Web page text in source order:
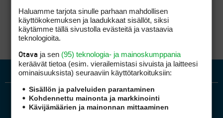
Haluamme tarjota sinulle parhaan mahdollisen
käyttökokemuksen ja laadukkaat sisällöt, siksi
käytämme tällä sivustolla evästeitä ja vastaavia
teknologioita.
Otava ja sen (95) teknologia- ja mainoskumppania
keräävät tietoa (esim. vierailemis­tasi sivuista ja laitteesi
ominaisuuk­sista) seuraaviin käyttötarkoituksiin:
Sisällön ja palveluiden parantaminen
Kohdennettu mainonta ja markkinointi
Kävijämäärien ja mainonnan mittaaminen